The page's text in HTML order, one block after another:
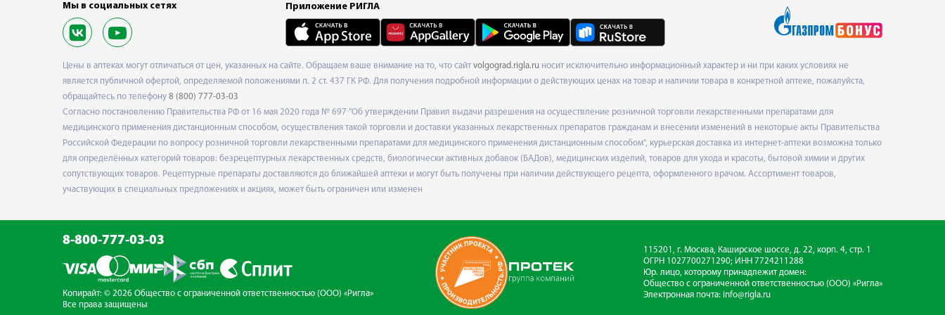
Мы в социальных сетях Приложение РИГЛА
Цены в аптеках могут отличаться от цен, указанных на сайте. Обращаем ваше внимание на то, что сайт volgograd.rigla.ru носит исключительно информационный характер и ни при каких условиях не
является публичной офертой, определяемой положениями п. 2 ст. 437 ГК РФ. Для получения подробной информации о действующих ценах на товар и наличии товара в конкретной аптеке, пожалуйста,
обращайтесь по телефону 8 (800) 777-03-03
Согласно постановлению Правительства РФ от 16 мая 2020 года № 697 "Об утверждении Правил выдачи разрешения на осуществление розничной торговли лекарственными препаратами для
медицинского применения дистанционным способом, осуществления такой торговли и доставки указанных лекарственных препаратов гражданам и внесении изменений в некоторые акты Правительства
Российской Федерации по вопросу розничной торговли лекарственными препаратами для медицинского применения дистанционным способом", курьерская доставка из интернет-аптеки возможна только
для определённых категорий товаров: безрецептурных лекарственных средств, биологически активных добавок (БАДов), медицинских изделий, товаров для ухода и красоты, бытовой химии и других
сопутствующих товаров. Рецептурные препараты доставляются до ближайшей аптеки и могут быть получены при наличии действующего рецепта, оформленного врачом. Ассортимент товаров,
участвующих в специальных предложениях и акциях, может быть ограничен или изменен
8-800-777-03-03
Копирайт: © 2026 Общество с ограниченной ответственностью (ООО) «Ригла»
Все права защищены
115201, г. Москва, Каширское шоссе, д. 22, корп. 4, стр. 1
ОГРН 1027700271290; ИНН 7724211288
Юр. лицо, которому принадлежит домен:
Общество с ограниченной ответственностью (ООО) «Ригла»
Электронная почта: info@rigla.ru